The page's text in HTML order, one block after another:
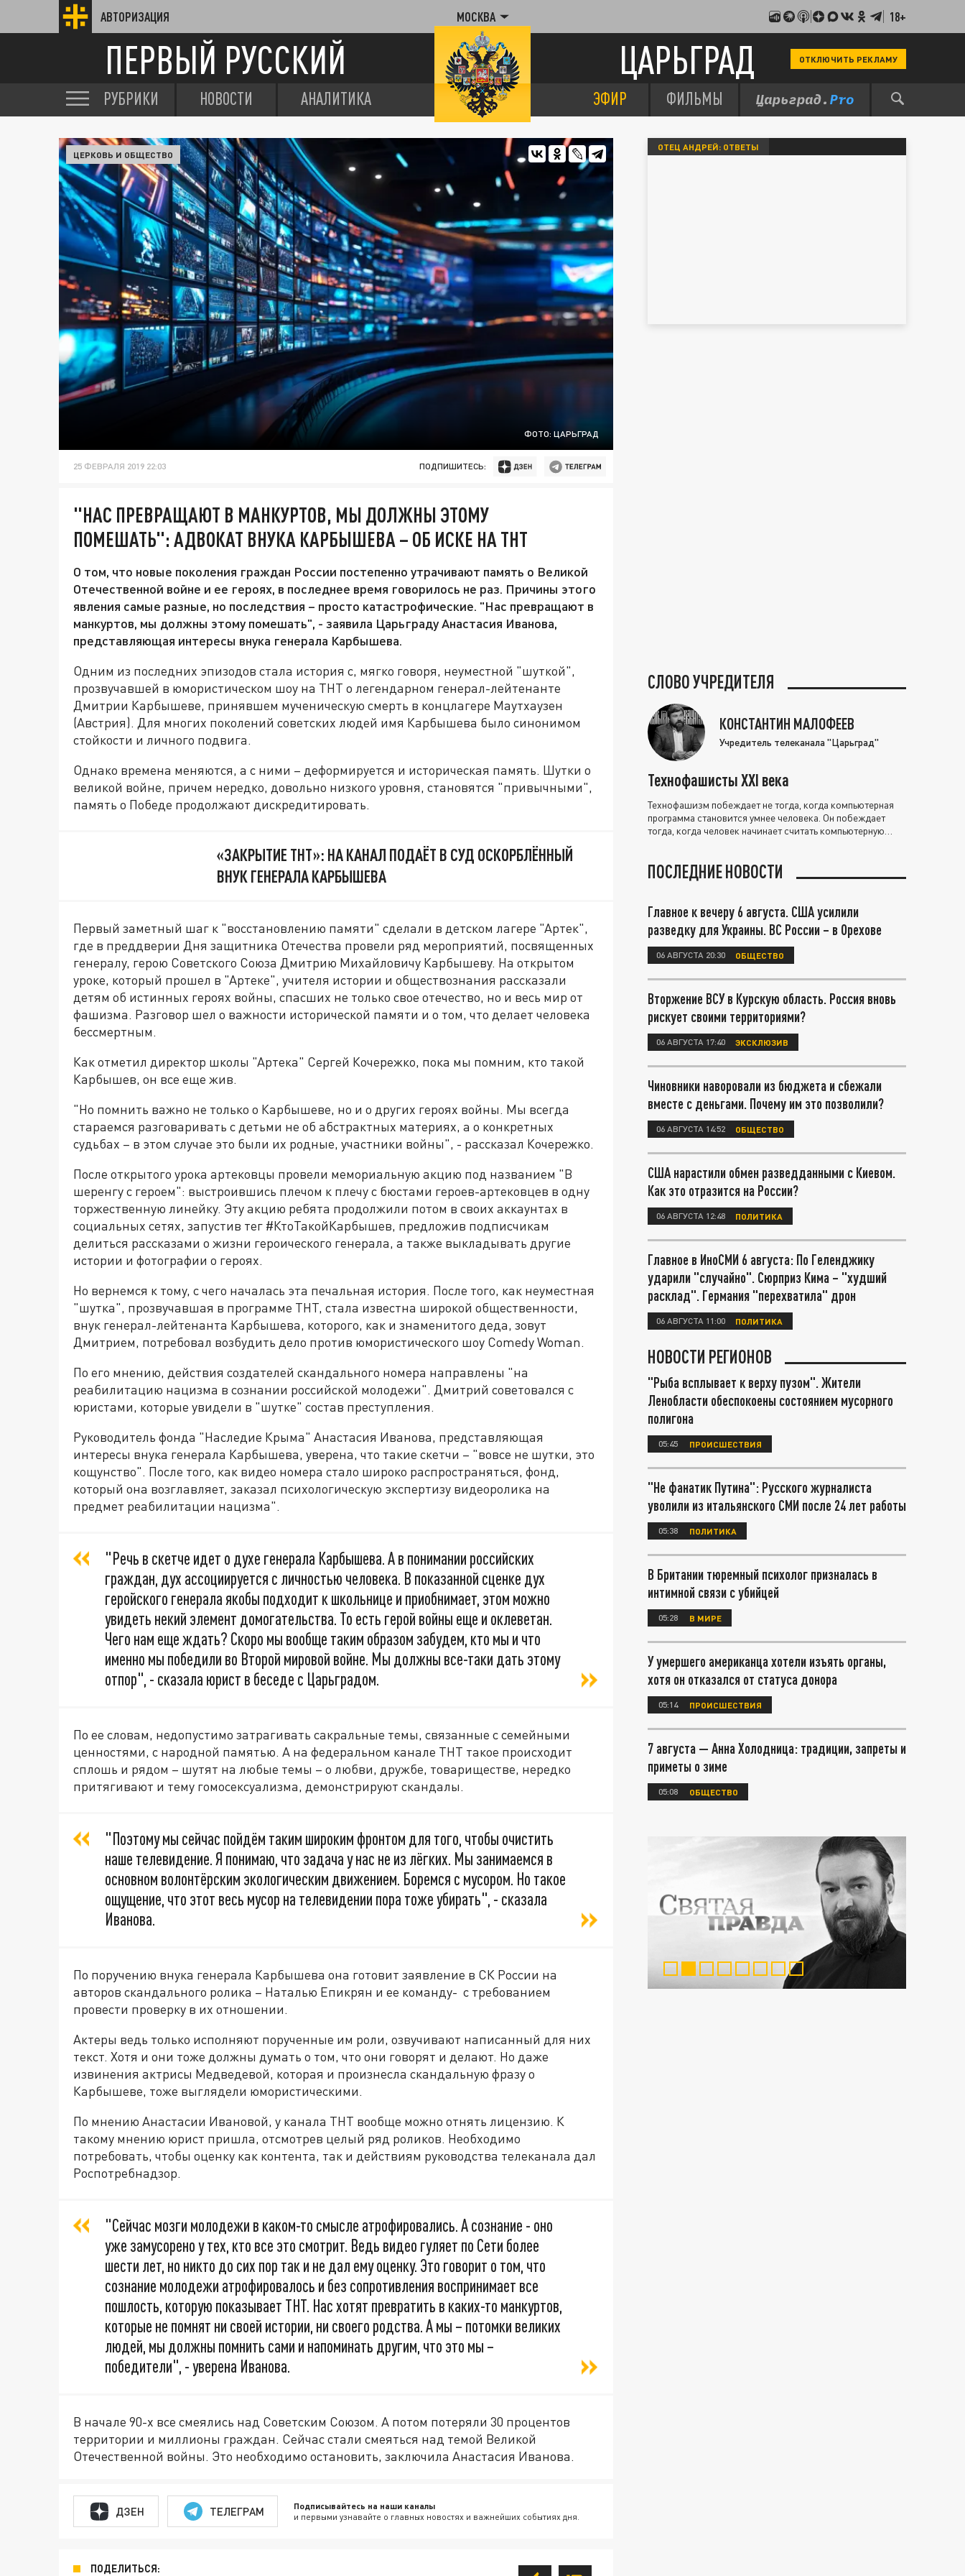
АВТОРИЗАЦИЯ МОСКВА 18+
ПЕРВЫЙ РУССКИЙ ЦАРЬГРАД ОТКЛЮЧИТЬ РЕКЛАМУ
РУБРИКИ НОВОСТИ АНАЛИТИКА ЭФИР ФИЛЬМЫ
ФОТО: ЦАРЬГРАД
ЦЕРКОВЬ И ОБЩЕСТВО
25 ФЕВРАЛЯ 2019 22:03 ПОДПИШИТЕСЬ:
"НАС ПРЕВРАЩАЮТ В МАНКУРТОВ, МЫ ДОЛЖНЫ ЭТОМУ
ПОМЕШАТЬ": АДВОКАТ ВНУКА КАРБЫШЕВА – ОБ ИСКЕ НА ТНТ
О том, что новые поколения граждан России постепенно утрачивают память о Великой
Отечественной войне и ее героях, в последнее время говорилось не раз. Причины этого
явления самые разные, но последствия – просто катастрофические. "Нас превращают в
манкуртов, мы должны этому помешать", - заявила Царьграду Анастасия Иванова,
представляющая интересы внука генерала Карбышева.
Одним из последних эпизодов стала история с, мягко говоря, неуместной "шуткой",
прозвучавшей в юмористическом шоу на ТНТ о легендарном генерал-лейтенанте
Дмитрии Карбышеве, принявшем мученическую смерть в концлагере Маутхаузен
(Австрия). Для многих поколений советских людей имя Карбышева было синонимом
стойкости и личного подвига.
Однако времена меняются, а с ними – деформируется и историческая память. Шутки о
великой войне, причем нередко, довольно низкого уровня, становятся "привычными",
память о Победе продолжают дискредитировать.
«ЗАКРЫТИЕ ТНТ»: НА КАНАЛ ПОДАЁТ В СУД ОСКОРБЛЁННЫЙ
ВНУК ГЕНЕРАЛА КАРБЫШЕВА
Первый заметный шаг к "восстановлению памяти" сделали в детском лагере "Артек",
где в преддверии Дня защитника Отечества провели ряд мероприятий, посвященных
генералу, герою Советского Союза Дмитрию Михайловичу Карбышеву. На открытом
уроке, который прошел в "Артеке", учителя истории и обществознания рассказали
детям об истинных героях войны, спасших не только свое отечество, но и весь мир от
фашизма. Разговор шел о важности исторической памяти и о том, что делает человека
бессмертным.
Как отметил директор школы "Артека" Сергей Кочережко, пока мы помним, кто такой
Карбышев, он все еще жив.
"Но помнить важно не только о Карбышеве, но и о других героях войны. Мы всегда
стараемся разговаривать с детьми не об абстрактных материях, а о конкретных
судьбах – в этом случае это были их родные, участники войны", - рассказал Кочережко.
После открытого урока артековцы провели мемориальную акцию под названием "В
шеренгу с героем": выстроившись плечом к плечу с бюстами героев-артековцев в одну
торжественную линейку. Эту акцию ребята продолжили потом в своих аккаунтах в
социальных сетях, запустив тег #КтоТакойКарбышев, предложив подписчикам
делиться рассказами о жизни героического генерала, а также выкладывать другие
истории и фотографии о героях.
Но вернемся к тому, с чего началась эта печальная история. После того, как неуместная
"шутка", прозвучавшая в программе ТНТ, стала известна широкой общественности,
внук генерал-лейтенанта Карбышева, которого, как и знаменитого деда, зовут
Дмитрием, потребовал возбудить дело против юмористического шоу Comedy Woman.
По его мнению, действия создателей скандального номера направлены "на
реабилитацию нацизма в сознании российской молодежи". Дмитрий советовался с
юристами, которые увидели в "шутке" состав преступления.
Руководитель фонда "Наследие Крыма" Анастасия Иванова, представляющая
интересы внука генерала Карбышева, уверена, что такие скетчи – "вовсе не шутки, это
кощунство". После того, как видео номера стало широко распространяться, фонд,
который она возглавляет, заказал психологическую экспертизу видеоролика на
предмет реабилитации нацизма".
"Речь в скетче идет о духе генерала Карбышева. А в понимании российских
граждан, дух ассоциируется с личностью человека. В показанной сценке дух
геройского генерала якобы подходит к школьнице и приобнимает, этом можно
увидеть некий элемент домогательства. То есть герой войны еще и оклеветан.
Чего нам еще ждать? Скоро мы вообще таким образом забудем, кто мы и что
именно мы победили во Второй мировой войне. Мы должны все-таки дать этому
отпор", - сказала юрист в беседе с Царьградом.
По ее словам, недопустимо затрагивать сакральные темы, связанные с семейными
ценностями, с народной памятью. А на федеральном канале ТНТ такое происходит
сплошь и рядом – шутят на любые темы – о любви, дружбе, товариществе, нередко
притягивают и тему гомосексуализма, демонстрируют скандалы.
"Поэтому мы сейчас пойдём таким широким фронтом для того, чтобы очистить
наше телевидение. Я понимаю, что задача у нас не из лёгких. Мы занимаемся в
основном волонтёрским экологическим движением. Боремся с мусором. Но такое
ощущение, что этот весь мусор на телевидении пора тоже убирать", - сказала
Иванова.
По поручению внука генерала Карбышева она готовит заявление в СК России на
авторов скандального ролика – Наталью Епикрян и ее команду- с требованием
провести проверку в их отношении.
Актеры ведь только исполняют порученные им роли, озвучивают написанный для них
текст. Хотя и они тоже должны думать о том, что они говорят и делают. Но даже
извинения актрисы Медведевой, которая и произнесла скандальную фразу о
Карбышеве, тоже выглядели юмористическими.
По мнению Анастасии Ивановой, у канала ТНТ вообще можно отнять лицензию. К
такому мнению юрист пришла, отсмотрев целый ряд роликов. Необходимо
потребовать, чтобы оценку как контента, так и действиям руководства телеканала дал
Роспотребнадзор.
"Сейчас мозги молодежи в каком-то смысле атрофировались. А сознание - оно
уже замусорено у тех, кто все это смотрит. Ведь видео гуляет по Сети более
шести лет, но никто до сих пор так и не дал ему оценку. Это говорит о том, что
сознание молодежи атрофировалось и без сопротивления воспринимает все
пошлость, которую показывает ТНТ. Нас хотят превратить в каких-то манкуртов,
которые не помнят ни своей истории, ни своего родства. А мы – потомки великих
людей, мы должны помнить сами и напоминать другим, что это мы –
победители", - уверена Иванова.
В начале 90-х все смеялись над Советским Союзом. А потом потеряли 30 процентов
территории и миллионы граждан. Сейчас стали смеяться над темой Великой
Отечественной войны. Это необходимо остановить, заключила Анастасия Иванова.
ДЗЕН ТЕЛЕГРАМ Подписывайтесь на наши каналы
и первыми узнавайте о главных новостях и важнейших событиях дня.
ПОДЕЛИТЬСЯ:
ОТЕЦ АНДРЕЙ: ОТВЕТЫ
СЛОВО УЧРЕДИТЕЛЯ
КОНСТАНТИН МАЛОФЕЕВ
Учредитель телеканала "Царьград"
Технофашисты XXI века
Технофашизм побеждает не тогда, когда компьютерная
программа становится умнее человека. Он побеждает
тогда, когда человек начинает считать компьютерную
ПОСЛЕДНИЕ НОВОСТИ
Главное к вечеру 6 августа. США усилили
разведку для Украины. ВС России – в Орехове
06 АВГУСТА 20:30 ОБЩЕСТВО
Вторжение ВСУ в Курскую область. Россия вновь
рискует своими территориями?
06 АВГУСТА 17:40 ЭКСКЛЮЗИВ
Чиновники наворовали из бюджета и сбежали
вместе с деньгами. Почему им это позволили?
06 АВГУСТА 14:52 ОБЩЕСТВО
США нарастили обмен разведданными с Киевом.
Как это отразится на России?
06 АВГУСТА 12:48 ПОЛИТИКА
Главное в ИноСМИ 6 августа: По Геленджику
ударили "случайно". Сюрприз Кима – "худший
расклад". Германия "перехватила" дрон
06 АВГУСТА 11:00 ПОЛИТИКА
НОВОСТИ РЕГИОНОВ
"Рыба всплывает к верху пузом". Жители
Ленобласти обеспокоены состоянием мусорного
полигона
05:45 ПРОИСШЕСТВИЯ
"Не фанатик Путина": Русского журналиста
уволили из итальянского СМИ после 24 лет работы
05:38 ПОЛИТИКА
В Британии тюремный психолог призналась в
интимной связи с убийцей
05:28 В МИРЕ
У умершего американца хотели изъять органы,
хотя он отказался от статуса донора
05:14 ПРОИСШЕСТВИЯ
7 августа — Анна Холодница: традиции, запреты и
приметы о зиме
05:08 ОБЩЕСТВО